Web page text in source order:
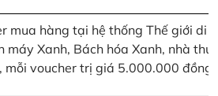
mua hàng tại hệ thống Thế giới di
máy Xanh, Bách hóa Xanh, nhà
mỗi voucher trị giá 5.000.000 đồng